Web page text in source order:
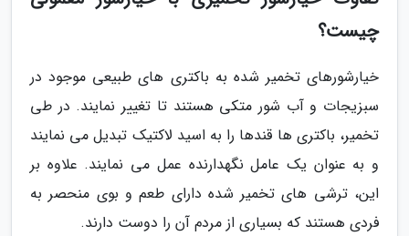
چیست؟
خیارشورهای تخمیر شده به باکتری های طبیعی موجود در
سبزیجات و آب شور متکی هستند تا تغییر نمایند. در طی
تخمیر، باکتری ها قندها را به اسید لاکتیک تبدیل می نمایند
و به عنوان یک عامل نگهدارنده عمل می نمایند. علاوه بر
این، ترشی های تخمیر شده دارای طعم و بوی منحصر به
فردی هستند که بسیاری از مردم آن را دوست دارند.